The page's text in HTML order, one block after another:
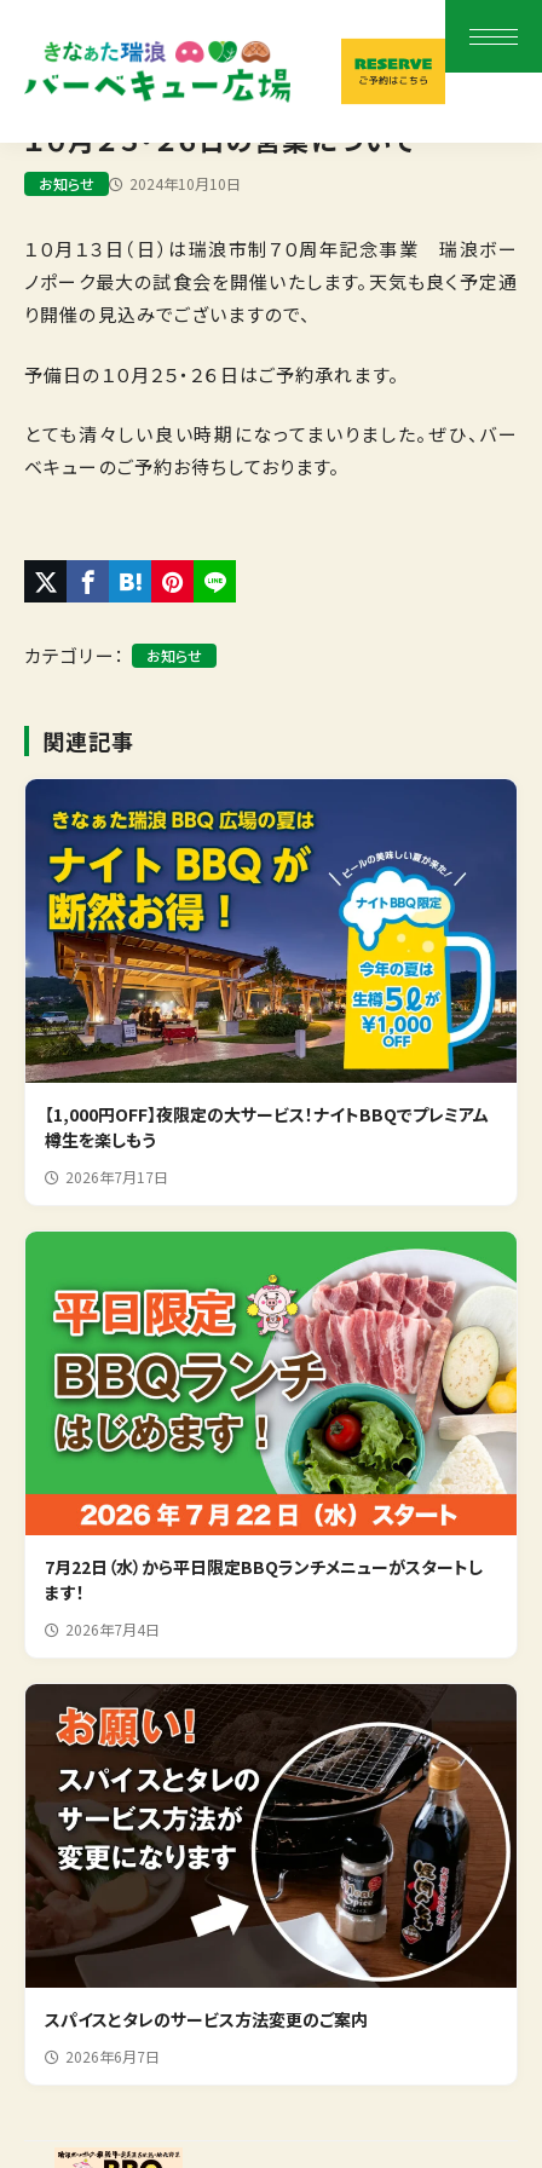
１０月２５・２６日の営業について
2024年10月10日
お知らせ
１０月１３日（日）は瑞浪市制７０周年記念事業 瑞浪ボー
ノポーク最大の試食会を開催いたします。天気も良く予定通
り開催の見込みでございますので、
予備日の１０月２５・２６日はご予約承れます。
とても清々しい良い時期になってまいりました。ぜひ、バー
ベキューのご予約お待ちしております。
カテゴリー： お知らせ
関連記事
【1,000円OFF】夜限定の大サービス！ナイトBBQでプレミアム
樽生を楽しもう
2026年7月17日
7月22日（水）から平日限定BBQランチメニューがスタートし
ます！
2026年7月4日
スパイスとタレのサービス方法変更のご案内
2026年6月7日